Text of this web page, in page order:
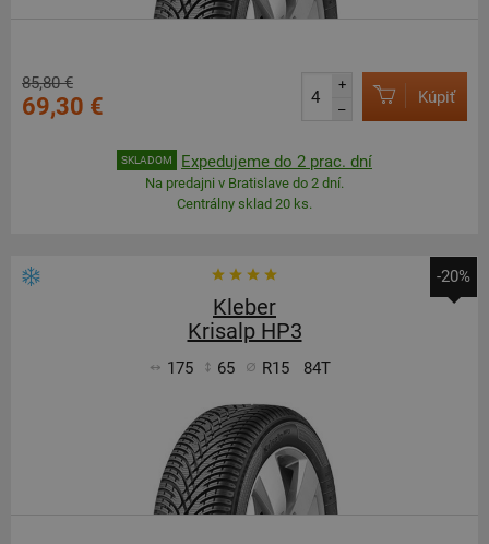
85,80 €
69,30 €
+
–
Kúpiť
SKLADOM Expedujeme do 2 prac. dní
Na predajni v Bratislave do 2 dní.
Centrálny sklad 20 ks.
-20%
Kleber
Krisalp HP3
175 65 R15 84T